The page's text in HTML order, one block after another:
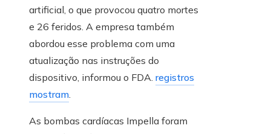
artificial, o que provocou quatro mortes
e 26 feridos. A empresa também
abordou esse problema com uma
atualização nas instruções do
dispositivo, informou o FDA. registros
mostram.
As bombas cardíacas Impella foram